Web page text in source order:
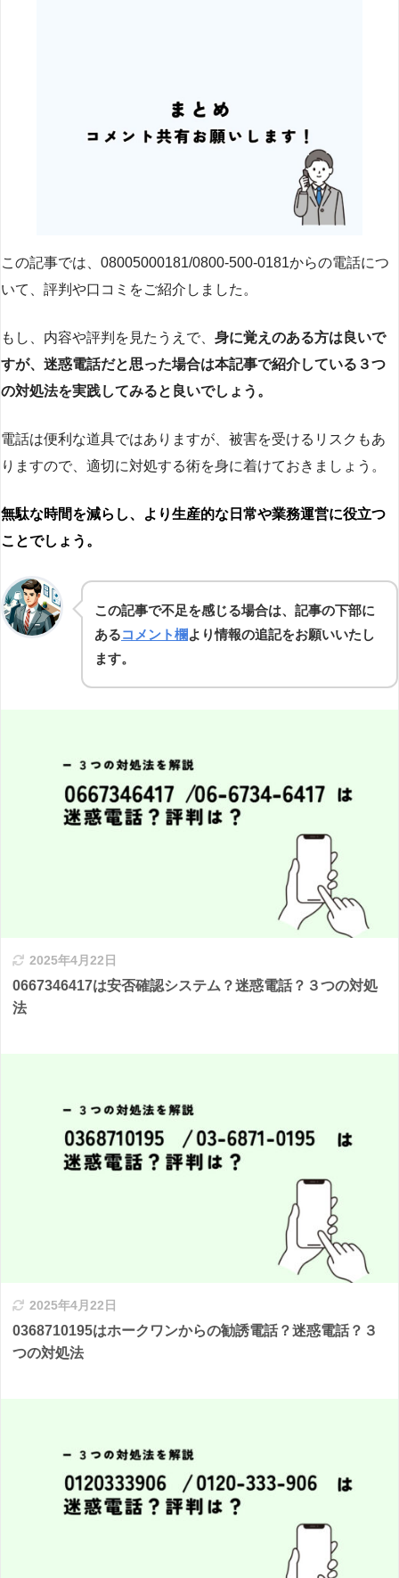
この記事では、08005000181/0800-500-0181からの電話につ
いて、評判や口コミをご紹介しました。
もし、内容や評判を見たうえで、 身に覚えのある方は良いで
すが、迷惑電話だと思った場合は本記事で紹介している３つ
の対処法を実践してみると良いでしょう。
電話は便利な道具ではありますが、被害を受けるリスクもあ
りますので、適切に対処する術を身に着けておきましょう。
無駄な時間を減らし、より生産的な日常や業務運営に役立つ
ことでしょう。
この記事で不足を感じる場合は、記事の下部に
あるコメント欄より情報の追記をお願いいたし
ます。
2025年4月22日
0667346417は安否確認システム？迷惑電話？３つの対処
法
2025年4月22日
0368710195はホークワンからの勧誘電話？迷惑電話？３
つの対処法